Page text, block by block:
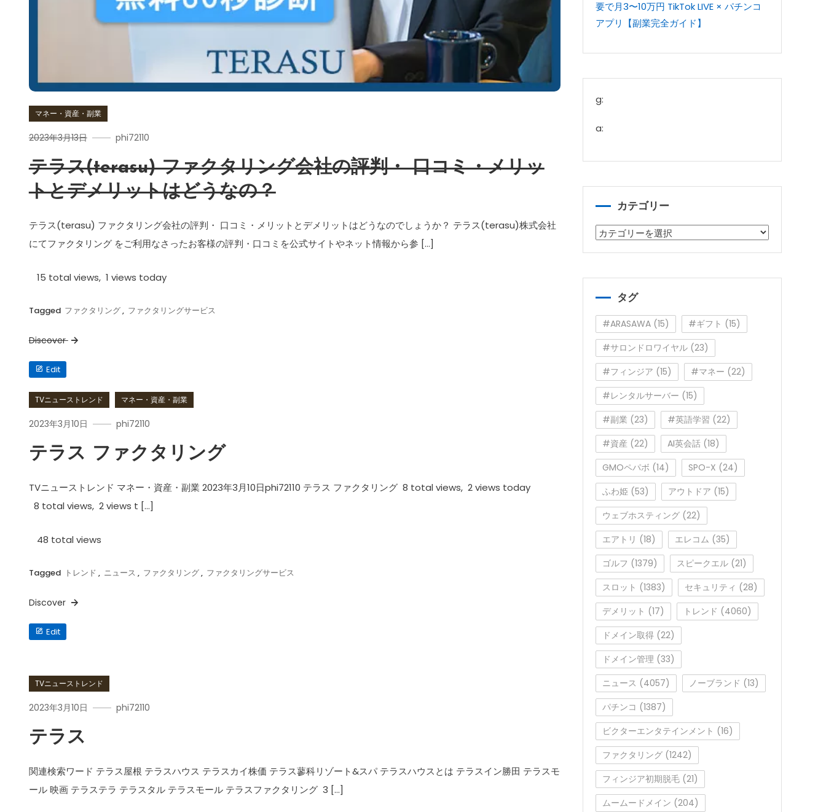
マネー・資産・副業
2023年3月13日 phi72110
テラス(terasu) ファクタリング会社の評判・ 口コミ・メリッ
トとデメリットはどうなの？
テラス(terasu) ファクタリング会社の評判・ 口コミ・メリットとデメリットはどうなのでしょうか？ テラス(terasu)株式会社
にてファクタリング をご利用なさったお客様の評判・口コミを公式サイトやネット情報から参 […]
15 total views, 1 views today
Tagged ファクタリング, ファクタリングサービス
Discover
Editテ
ラ
ス
(terasu)
フ
ァ
タ
リ
グ
会
社
判・
コ
ミ・
ト
リ
ど
な
の？
TVニューストレンド マネー・資産・副業
2023年3月10日 phi72110
テラス ファクタリング
TVニューストレンド マネー・資産・副業 2023年3月10日phi72110 テラス ファクタリング 8 total views, 2 views today
8 total views, 2 views t […]
48 total views
Tagged トレンド , ニュース , ファクタリング, ファクタリングサービス
Discover
Editテ
ラ
ス
タ
リ
ン
TVニューストレンド
2023年3月10日 phi72110
テラス
関連検索ワード テラス屋根 テラスハウス テラスカイ株価 テラス蓼科リゾート&スパ テラスハウスとは テラスイン勝田 テラスモ
ール 映画 テラステラ テラスタル テラスモール テラスファクタリング 3 […]
要で月3〜10万円 TikTok LIVE × パチンコ
アプリ【副業完全ガイド】
g:
a:
カテゴリー
カ
リ
ー
タグ
#ARASAWA (15) #ギフト (15)
#サロンドロワイヤル (23)
#フィンジア (15) #マネー (22)
#レンタルサーバー (15)
#副業 (23) #英語学習 (22)
#資産 (22) AI英会話 (18)
GMOペパボ (14) SPO-X (24)
ふわ姫 (53) アウトドア (15)
ウェブホスティング (22)
エアトリ (18) エレコム (35)
ゴルフ (1379) スピークエル (21)
スロット (1383) セキュリティ (28)
デメリット (17) トレンド (4060)
ドメイン取得 (22)
ドメイン管理 (33)
ニュース (4057) ノーブランド (13)
パチンコ (1387)
ビクターエンタテインメント (16)
ファクタリング (1242)
フィンジア初期脱毛 (21)
ムームードメイン (204)